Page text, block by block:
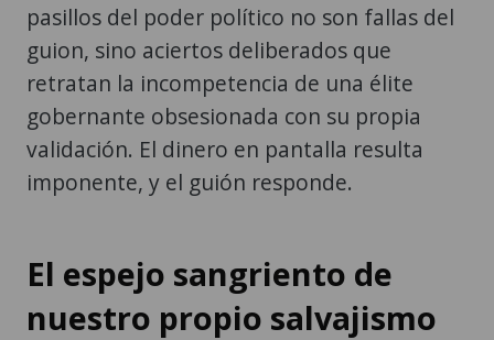
pasillos del poder político no son fallas del
guion, sino aciertos deliberados que
retratan la incompetencia de una élite
gobernante obsesionada con su propia
validación. El dinero en pantalla resulta
imponente, y el guión responde.
El espejo sangriento de
nuestro propio salvajismo